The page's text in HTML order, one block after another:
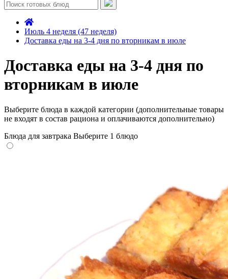
Июль 4 неделя (47 неделя)
Доставка еды на 3-4 дня по вторникам в июле
Доставка еды на 3-4 дня по
вторникам в июле
Выберите блюда в каждой категории (дополнительные товары
не входят в состав рациона и оплачиваются дополнительно)
Блюда для завтрака Выберите 1 блюдо